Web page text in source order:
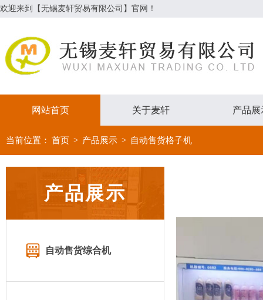
欢迎来到【无锡麦轩贸易有限公司】官网！
网站首页 关于麦轩 产品展
当前位置： 首页 > 产品展示 > 自动售货格子机
产品展示
自动售货综合机